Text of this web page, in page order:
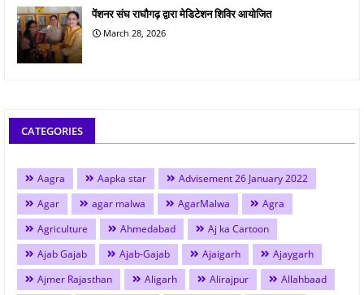
पेंशनर संघ राघौगढ़ द्वारा मेडिटेशन शिविर आयोजित
March 28, 2026
CATEGORIES
Aagra Aapka star
Advisement 26 January 2022
Agar
agar malwa AgarMalwa
Agra
Agriculture
Ahmedabad
Aj ka Cartoon
Ajab Gajab
Ajab-Gajab Ajaigarh
Ajaygarh
Ajmer Rajasthan
Aligarh Alirajpur
Allahbaad